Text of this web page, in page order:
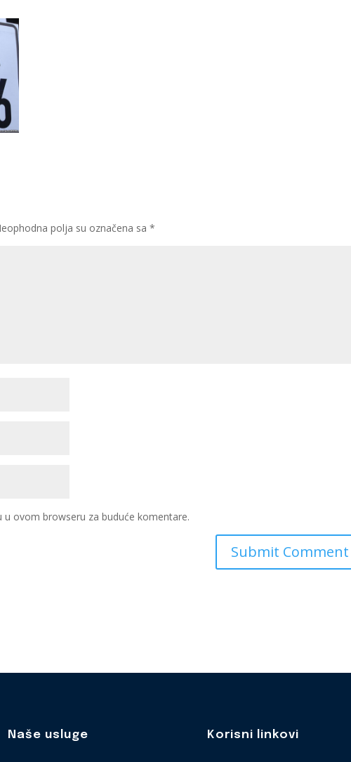
polja su označena sa*
ovom browseru za buduće komentare.
Naše usluge Korisni linkovi